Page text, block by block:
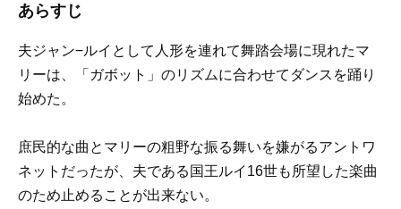
あらすじ
夫ジャン−ルイとして人形を連れて舞踏会場に現れたマ
リーは、「ガボット」のリズムに合わせてダンスを踊り
始めた。
庶民的な曲とマリーの粗野な振る舞いを嫌がるアントワ
ネットだったが、夫である国王ルイ16世も所望した楽曲
のため止めることが出来ない。